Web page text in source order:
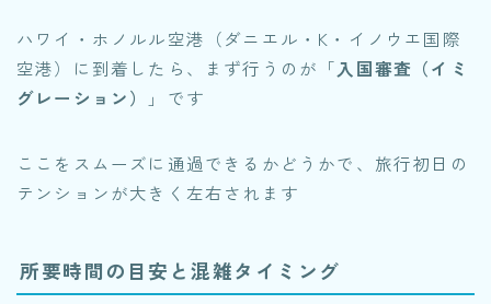
ハワイ・ホノルル空港（ダニエル・K・イノウエ国際
空港）に到着したら、まず行うのが「入国審査（イミ
グレーション）
」です
ここをスムーズに通過できるかどうかで、旅行初日の
テンションが大きく左右されます
所要時間の目安と混雑タイミング